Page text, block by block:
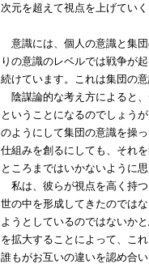
次元を超えて視点を上げていく
意識には、個人の意識と集
りの意識のレベルでは戦争が
続けています。これは集団の
陰謀論的な考え方によると
ということになるのでしょう
のようにして集団の意識を操
仕組みを創るにしても、それ
ところまではいかないように思
私は、彼らが視点を高く持つ
世の中を形成してきたのでは
ようとしているのではないか
を拡大することによって、こ
誰もがお互いの違いを認め合